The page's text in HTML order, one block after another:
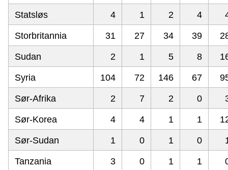
Statsløs 4 1 2 4
Storbritannia 31 27 34 39
Sudan 2 1 5 8
Syria 104 72 146 67
Sør-Afrika 2 7 2 0
Sør-Korea 4 4 1 1
Sør-Sudan 1 0 1 0
Tanzania 3 0 1 1